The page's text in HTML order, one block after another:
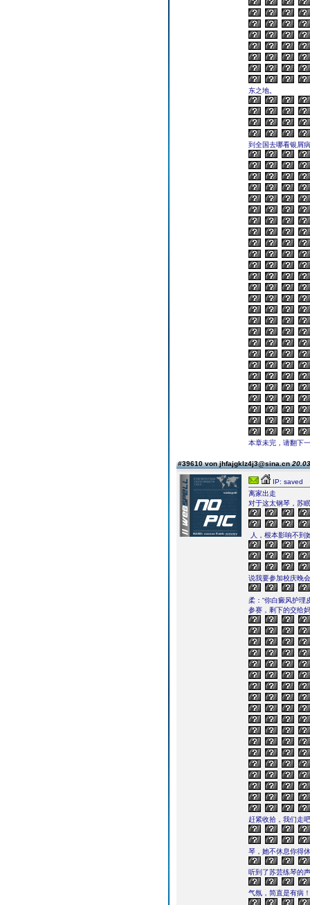
东之地。
到全国去哪看银屑
本章未完，请翻下
#39610 von jhfajgklz4j3@sina.cn
IP: saved
离家出走
对于这太钢琴，苏
人，根本影响不到
说我要参加校庆晚
柔：“你白癜风护理
参赛，剩下的交给
赶紧收拾，我们走
琴，她不休息你得
听到了苏芸练琴的
气氛，简直是有病！